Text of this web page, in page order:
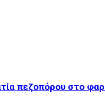
πεζοπόρου στο